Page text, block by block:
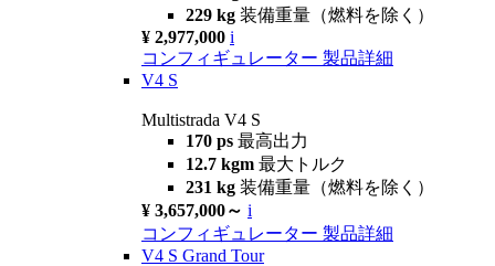
229 kg 装備重量（燃料を除く）
¥ 2,977,000 i
コンフィギュレーター 製品詳細
V4 S
Multistrada V4 S
170 ps 最高出力
12.7 kgm 最大トルク
231 kg 装備重量（燃料を除く）
¥ 3,657,000～ i
コンフィギュレーター 製品詳細
V4 S Grand Tour